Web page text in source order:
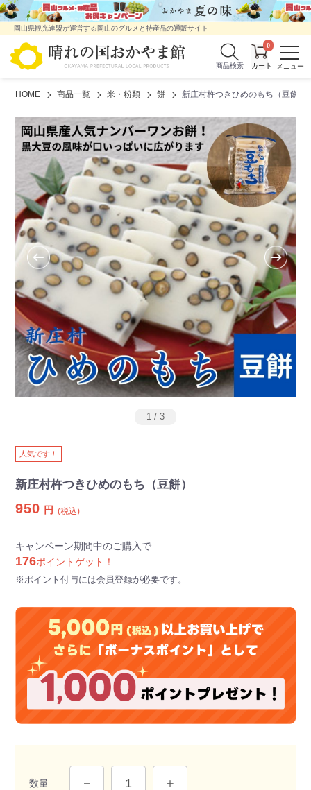
岡山県観光連盟が運営する岡山のグルメと特産品の通販サイト
商品検索
0
HOME 商品一覧 米・粉類 餅 新庄村杵つきひめのもち（豆餅）
1 / 3
人気です！
新庄村杵つきひめのもち（豆餅）
950 円 (税込)
キャンペーン期間中のご購入で
176ポイントゲット！
※ポイント付与には会員登録が必要です。
数量